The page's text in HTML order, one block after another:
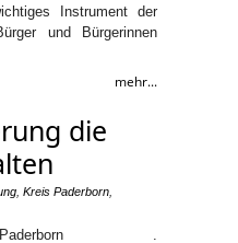
Instrument der
und Bürgerinnen
mehr...
die
Kreis Paderborn
Paderborn .